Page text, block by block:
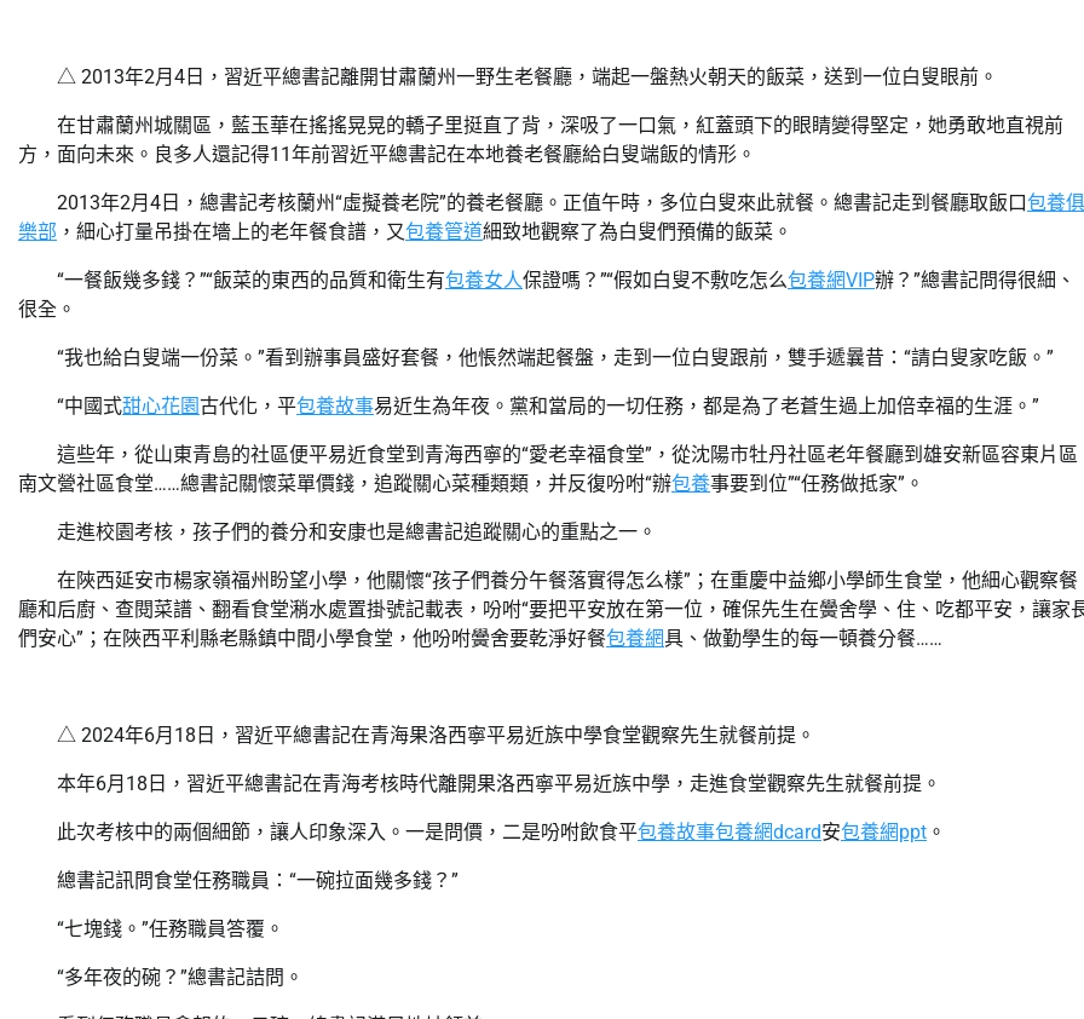
△ 2013年2月4日，習近平總書記離開甘肅蘭州一野生老餐廳，端起一盤熱火朝天的飯菜，送到一位白叟眼前。
在甘肅蘭州城關區，藍玉華在搖搖晃晃的轎子里挺直了背，深吸了一口氣，紅蓋頭下的眼睛變得堅定，她勇敢地直視前
方，面向未來。良多人還記得11年前習近平總書記在本地養老餐廳給白叟端飯的情形。
2013年2月4日，總書記考核蘭州“虛擬養老院”的養老餐廳。正值午時，多位白叟來此就餐。總書記走到餐廳取飯口包養俱
樂部 ，細心打量吊掛在墻上的老年餐食譜，又包養管道細致地觀察了為白叟們預備的飯菜。
“一餐飯幾多錢？”“飯菜的東西的品質和衛生有包養女人保證嗎？”“假如白叟不敷吃怎么包養網VIP辦？”總書記問得很細、
很全。
“我也給白叟端一份菜。”看到辦事員盛好套餐，他悵然端起餐盤，走到一位白叟跟前，雙手遞曩昔：“請白叟家吃飯。”
“中國式甜心花園古代化，平包養故事易近生為年夜。黨和當局的一切任務，都是為了老蒼生過上加倍幸福的生涯。”
這些年，從山東青島的社區便平易近食堂到青海西寧的“愛老幸福食堂”，從沈陽市牡丹社區老年餐廳到雄安新區容東片區
南文營社區食堂……總書記關懷菜單價錢，追蹤關心菜種類類，并反復吩咐“辦包養事要到位”“任務做抵家”。
走進校園考核，孩子們的養分和安康也是總書記追蹤關心的重點之一。
在陜西延安市楊家嶺福州盼望小學，他關懷“孩子們養分午餐落實得怎么樣”；在重慶中益鄉小學師生食堂，他細心觀察餐
廳和后廚、查閱菜譜、翻看食堂潲水處置掛號記載表，吩咐“要把平安放在第一位，確保先生在黌舍學、住、吃都平安，讓家
們安心”；在陜西平利縣老縣鎮中間小學食堂，他吩咐黌舍要乾淨好餐包養網具、做勤學生的每一頓養分餐……
△ 2024年6月18日，習近平總書記在青海果洛西寧平易近族中學食堂觀察先生就餐前提。
本年6月18日，習近平總書記在青海考核時代離開果洛西寧平易近族中學，走進食堂觀察先生就餐前提。
此次考核中的兩個細節，讓人印象深入。一是問價，二是吩咐飲食平包養故事包養網dcard安包養網ppt 。
總書記訊問食堂任務職員：“一碗拉面幾多錢？”
“七塊錢。”任務職員答覆。
“多年夜的碗？”總書記詰問。